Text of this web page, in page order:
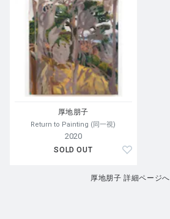
厚地朋子
Return to Painting (同一視)
2020
SOLD OUT
厚地朋子 詳細ページへ